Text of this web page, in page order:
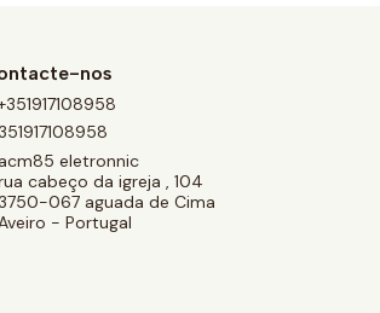
nos
acm85 eletronnic
cabeço da igreja , 104
067 aguada de Cima
Aveiro - Portugal